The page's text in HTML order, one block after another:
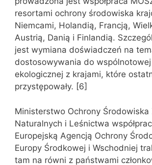
resortami ochrony środowiska
Niemcami, Holandią, Francją,
Austrią, Danią i Finlandią.
jest wymiana doświadczeń na
dostosowywania do
ekologicznej z krajami, które
przystępowały. [6]
Ministerstwo Ochrony Środowiska
Naturalnych i Leśnictwa
Europejską Agencją Ochrony
Europy Środkowej i Wschodniej
tam na równi z państwami